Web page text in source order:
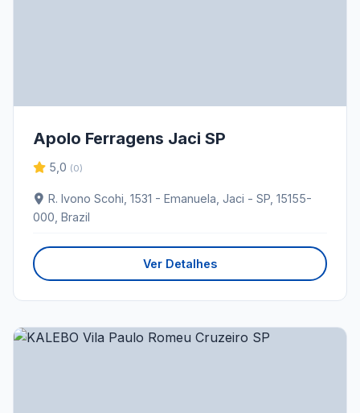
Apolo Ferragens Jaci SP
5,0 (0)
R. Ivono Scohi, 1531 - Emanuela, Jaci - SP, 15155-
000, Brazil
Ver Detalhes